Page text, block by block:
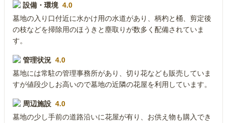
設備・環境 4.0
墓地の入り口付近に水かけ用の水道があり、柄杓と桶、剪定後
の枝などを掃除用のほうきと塵取りが数多く配備されていま
す。
管理状況 4.0
墓地には常駐の管理事務所があり、切り花なども販売していま
すが値段少しお高いので墓地の近隣の花屋を利用しています。
周辺施設 4.0
墓地の少し手前の道路沿いに花屋が有り、お供え物も購入でき